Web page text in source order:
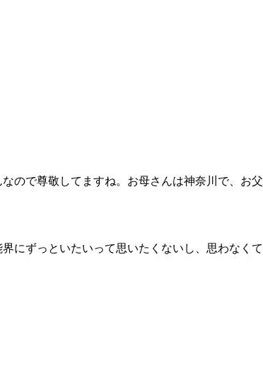
ので尊敬してますね。お母さんは神奈川で、お父
にずっといたいって思いたくないし、思わなくて